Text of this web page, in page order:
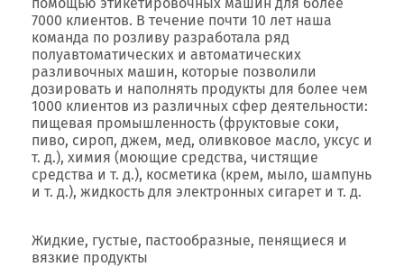
7000 клиентов. В течение почти 10 лет наша
команда по розливу разработала ряд
полуавтоматических и автоматических
разливочных машин, которые позволили
дозировать и наполнять продукты для более чем
1000 клиентов из различных сфер деятельности:
пищевая промышленность (фруктовые соки,
пиво, сироп, джем, мед, оливковое масло, уксус и
т. д.), химия (моющие средства, чистящие
средства и т. д.), косметика (крем, мыло, шампунь
и т. д.), жидкость для электронных сигарет и т. д.
Жидкие, густые, пастообразные, пенящиеся и
вязкие продукты